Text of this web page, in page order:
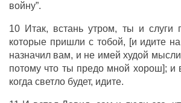
войну”.
10 Итак, встань утром, ты и слуги
которые пришли с тобой, [и идите
назначил вам, и не имей худой
потому что ты предо мной хорош]; и
когда светло будет, идите.